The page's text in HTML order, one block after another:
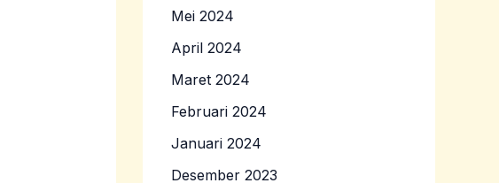
Mei 2024
April 2024
Maret 2024
Februari 2024
Januari 2024
Desember 2023